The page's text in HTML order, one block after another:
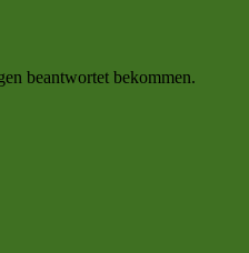
beantwortet bekommen.